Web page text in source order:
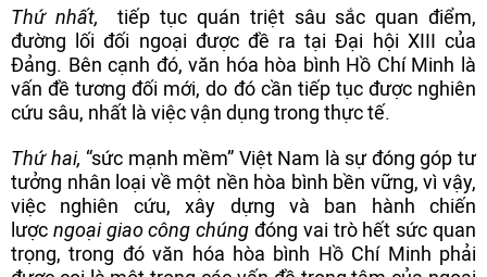
Thứ nhất, tiếp tục quán triệt sâu sắc quan điểm,
đường lối đối ngoại được đề ra tại Đại hội XIII của
Đảng. Bên cạnh đó, văn hóa hòa bình Hồ Chí Minh là
vấn đề tương đối mới, do đó cần tiếp tục được nghiên
cứu sâu, nhất là việc vận dụng trong thực tế.
Thứ hai, “sức mạnh mềm” Việt Nam là sự đóng góp tư
tưởng nhân loại về một nền hòa bình bền vững, vì vậy,
việc nghiên cứu, xây dựng và ban hành chiến
lược ngoại giao công chúng đóng vai trò hết sức quan
trọng, trong đó văn hóa hòa bình Hồ Chí Minh phải